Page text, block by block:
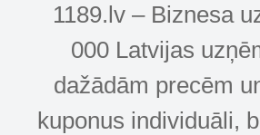
1189.lv – Biznesa
000 Latvijas
dažādām precēm
kuponus individuāli,